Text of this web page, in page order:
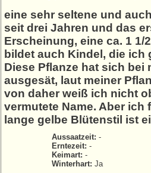
eine sehr seltene und
seit drei Jahren und das
Erscheinung, eine ca. 1 1/
bildet auch Kindel, die ich
Diese Pflanze hat sich
ausgesät, laut meiner
von daher weiß ich nicht
vermutete Name. Aber
lange gelbe Blütenstil ist
Aussaatzeit: -
Erntezeit: -
Keimart: -
Winterhart: Ja